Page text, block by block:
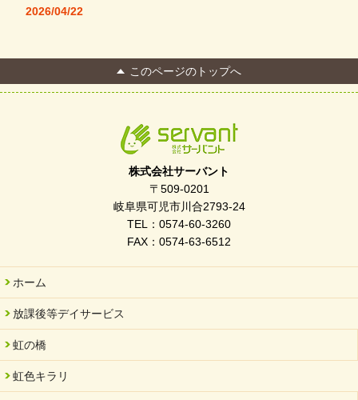
2026/04/22
FC Bombonera 岐阜県No.1
令和7年度 岐阜県スポーツ賞「FC Bombonera」
岐阜県「働いてもらい方改革」優良事例集に掲載されました
2025/06/10
未来会議 in 可児市 「斉藤まさゆき」
2025/05/07
2025年6月中旬 OPEN 放課後等デイサービス「Fc Bombo
このページのトップへ
株式会社サーバント
〒509-0201
岐阜県可児市川合2793-24
TEL：0574-60-3260
FAX：0574-63-6512
ホーム
放課後等デイサービス
虹の橋
虹色キラリ